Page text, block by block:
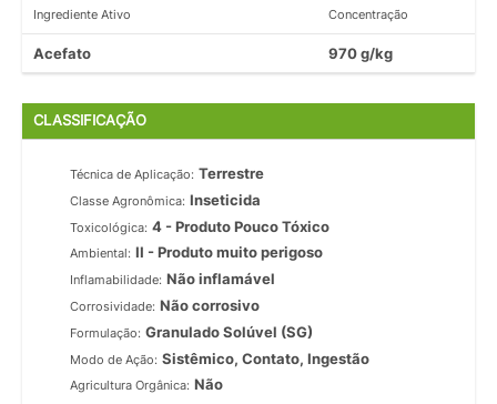
Ingrediente Ativo Concentração
Acefato 970 g/kg
CLASSIFICAÇÃO
Técnica de Aplicação: Terrestre
Classe Agronômica: Inseticida
Toxicológica: 4 - Produto Pouco Tóxico
Ambiental: II - Produto muito perigoso
Inflamabilidade: Não inflamável
Corrosividade: Não corrosivo
Formulação: Granulado Solúvel (SG)
Modo de Ação: Sistêmico, Contato, Ingestão
Agricultura Orgânica: Não